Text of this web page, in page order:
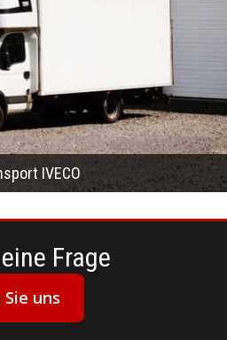
IVECO
Frage
uns